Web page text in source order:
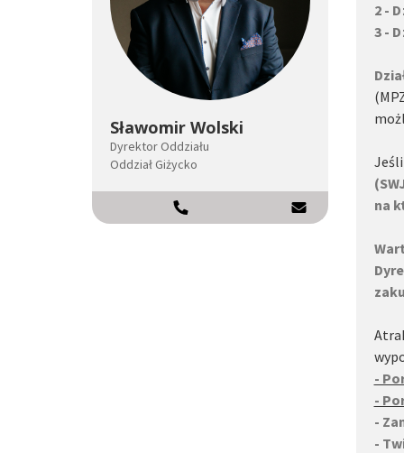
Sławomir Wolski
Dyrektor Oddziału
Oddział Giżycko
602266248
2 -
3 -
na
-
-
-
-